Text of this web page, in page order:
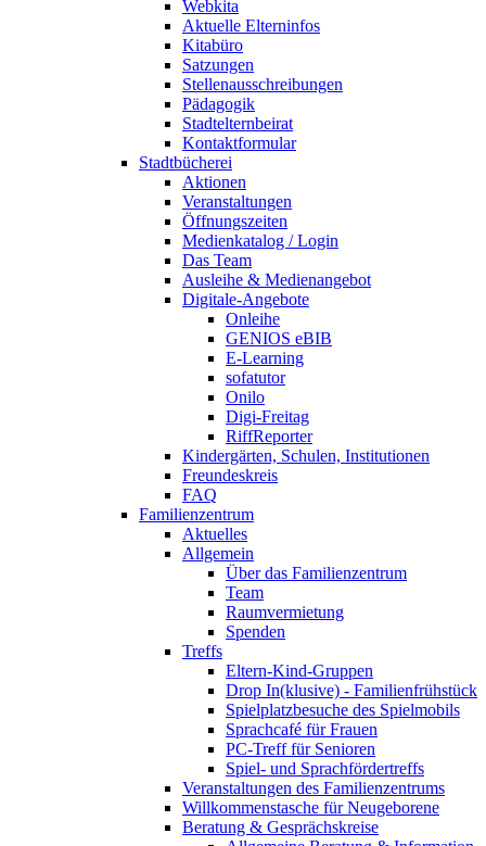
Webkita
Aktuelle Elterninfos
Kitabüro
Satzungen
Stellenausschreibungen
Pädagogik
Stadtelternbeirat
Kontaktformular
Stadtbücherei
Aktionen
Veranstaltungen
Öffnungszeiten
Medienkatalog / Login
Das Team
Ausleihe & Medienangebot
Digitale-Angebote
Onleihe
GENIOS eBIB
E-Learning
sofatutor
Onilo
Digi-Freitag
RiffReporter
Kindergärten, Schulen, Institutionen
Freundeskreis
FAQ
Familienzentrum
Aktuelles
Allgemein
Über das Familienzentrum
Team
Raumvermietung
Spenden
Treffs
Eltern-Kind-Gruppen
Drop In(klusive) - Familienfrühstück
Spielplatzbesuche des Spielmobils
Sprachcafé für Frauen
PC-Treff für Senioren
Spiel- und Sprachfördertreffs
Veranstaltungen des Familienzentrums
Willkommenstasche für Neugeborene
Beratung & Gesprächskreise